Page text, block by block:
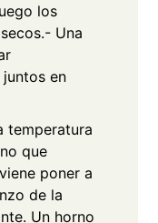
los
- Una
en
temperatura
que
poner a
de la
Un horno